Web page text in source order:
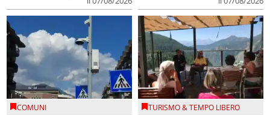
COMUNI TURISMO & TEMPO LIBERO